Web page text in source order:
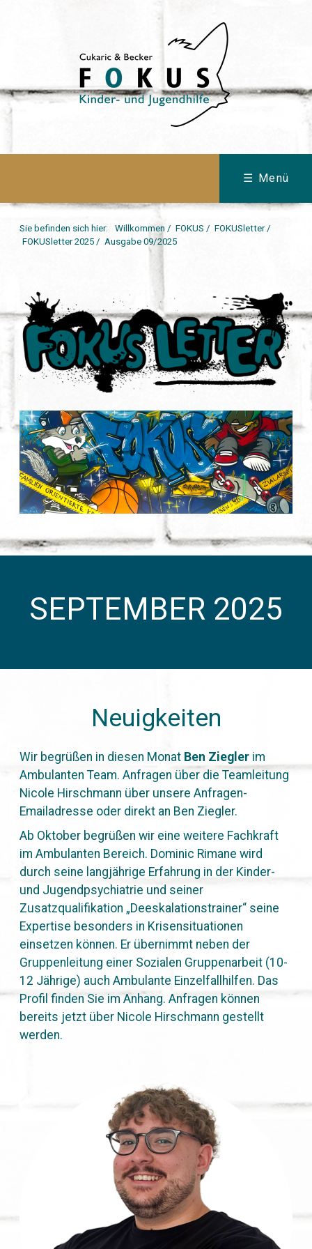
☰ Menü
Sie befinden sich hier: Willkommen / FOKUS / FOKUSletter /
FOKUSletter 2025 / Ausgabe 09/2025
SEPTEMBER 2025
Neuigkeiten
Wir begrüßen in diesen Monat Ben Ziegler im
Ambulanten Team. Anfragen über die Teamleitung
Nicole Hirschmann über unsere Anfragen-
Emailadresse oder direkt an Ben Ziegler.
Ab Oktober begrüßen wir eine weitere Fachkraft
im Ambulanten Bereich. Dominic Rimane wird
durch seine langjährige Erfahrung in der Kinder-
und Jugendpsychiatrie und seiner
Zusatzqualifikation „Deeskalationstrainer“ seine
Expertise besonders in Krisensituationen
einsetzen können. Er übernimmt neben der
Gruppenleitung einer Sozialen Gruppenarbeit (10-
12 Jährige) auch Ambulante Einzelfallhilfen. Das
Profil finden Sie im Anhang. Anfragen können
bereits jetzt über Nicole Hirschmann gestellt
werden.